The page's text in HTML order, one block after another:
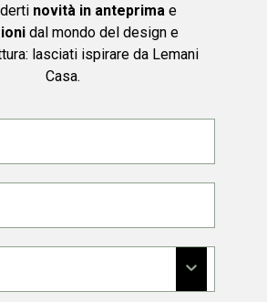
novità in anteprima e
dal mondo del design e
lasciati ispirare da Lemani
Casa.